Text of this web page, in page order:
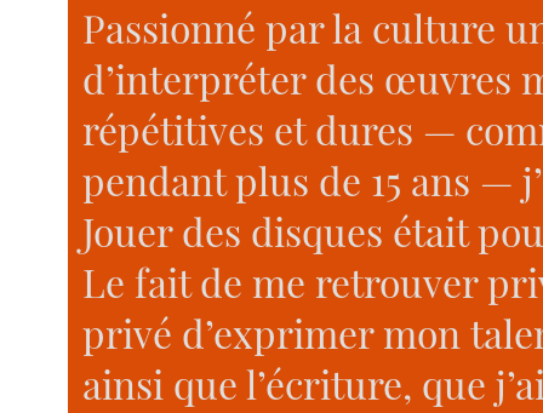
Passionné par la culture
d’interpréter des œuvres
répétitives et dures —
pendant plus de 15 ans —
Jouer des disques était
Le fait de me retrouver
privé d’exprimer mon
ainsi que l’écriture, que